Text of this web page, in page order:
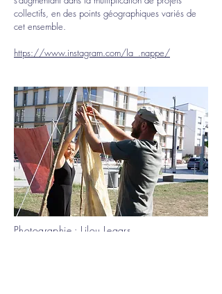
collectifs, en des points géographiques variés de
cet ensemble.
https://www.instagram.com/la_.nappe/
Photographie : Lilou Legars